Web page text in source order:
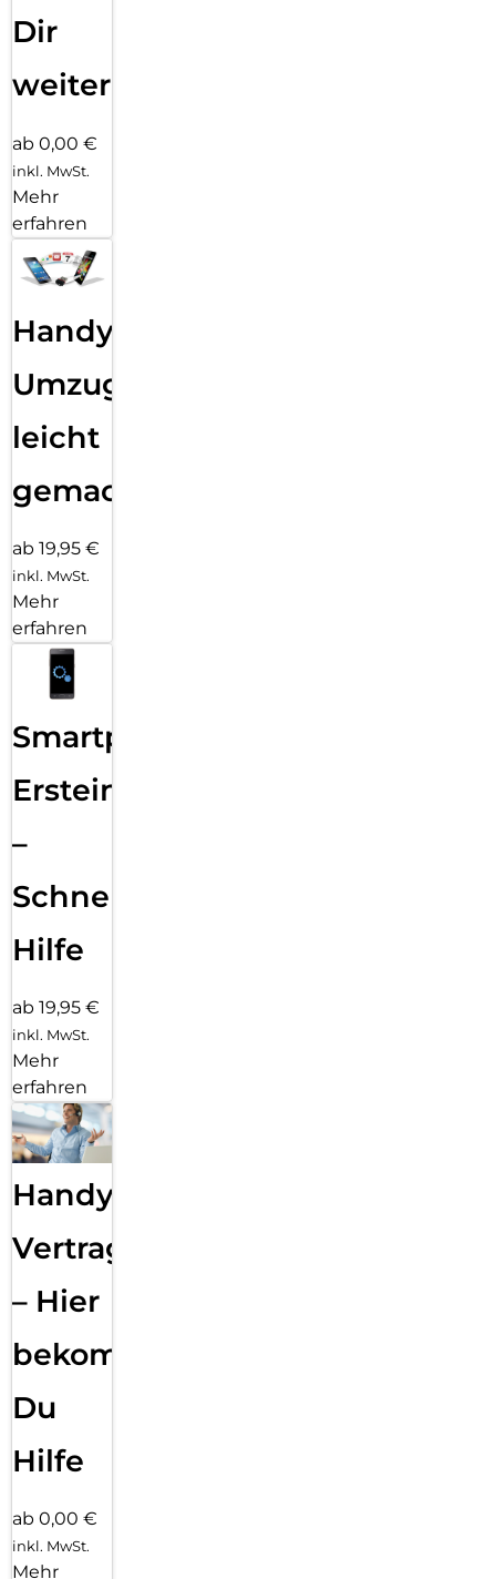
Dir
weiter
ab 0,00 €
inkl. MwSt.
Mehr
erfahren
Handy
Umzug
leicht
gemacht!
ab 19,95 €
inkl. MwSt.
Mehr
erfahren
Smartphone
Ersteinrichtung
–
Schnelle
Hilfe
ab 19,95 €
inkl. MwSt.
Mehr
erfahren
Handy
Vertragsabwicklung
– Hier
bekommst
Du
Hilfe
ab 0,00 €
inkl. MwSt.
Mehr